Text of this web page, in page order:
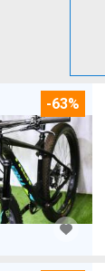
-63%